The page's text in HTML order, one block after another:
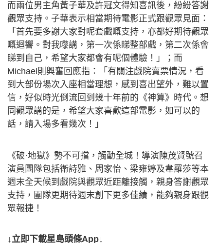
而兩位男主角黃子華及許冠文得知喜訊後，紛紛答謝
觀眾支持。子華表示相當期待電影正式跟觀眾見面：
「首先要多謝大家對呢套戲嘅支持，亦都好期待觀眾
嘅迴響。對我嚟講，第一次係睇整部戲，第二次係會
睇到自己，希望大家都會有呢個體驗！」；而
Michael則興奮回應指：「有關注戲院賣票情況，看
到大部份場次入座相當理想，感到喜出望外，難以置
信，好似時光倒流回到幾十年前的《神算》時代。想
同觀眾講的是，希望大家喜歡這部電影，如可以的
話，請入場多看幾次！」
《破·地獄》勢不可擋，觸動全城！導演陳茂賢號召
演員團隊包括衛詩雅、周家怡、梁雍婷及韋羅莎等本
週末全天候到戲院與觀眾近距離接觸，親身答謝觀眾
支持，團隊更期待週末創下更多佳績，能夠親身跟觀
眾報捷！
↓立即下載星島頭條App↓